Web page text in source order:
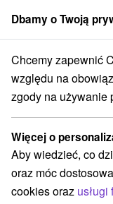
członek grupySorger
Atrakcje na
Kategorie
Wszystkie kategorie
Źródła(3) Parki
Dbamy o Twoją
Chcemy zapewnić
względu na
zgody na używanie
Więcej o
Aby wiedzieć, co
oraz móc
cookies oraz